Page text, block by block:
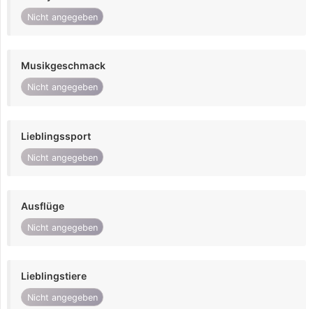
Nicht angegeben
Musikgeschmack
Nicht angegeben
Lieblingssport
Nicht angegeben
Ausflüge
Nicht angegeben
Lieblingstiere
Nicht angegeben